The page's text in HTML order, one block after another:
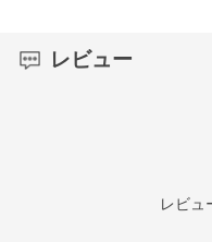
レビュー
レビュ